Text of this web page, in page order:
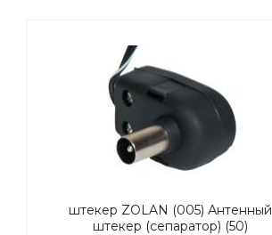
штекер ZOLAN (005) Антенный
штекер (сепаратор) (50)